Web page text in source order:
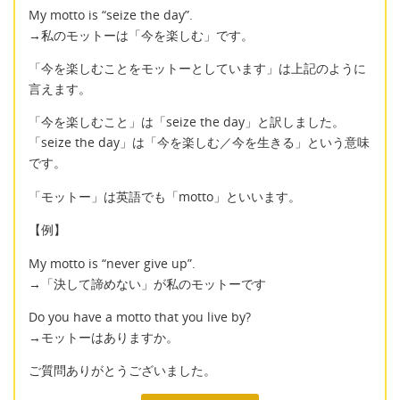
My motto is “seize the day”.
→私のモットーは「今を楽しむ」です。
「今を楽しむことをモットーとしています」は上記のように
言えます。
「今を楽しむこと」は「seize the day」と訳しました。
「seize the day」は「今を楽しむ／今を生きる」という意味
です。
「モットー」は英語でも「motto」といいます。
【例】
My motto is “never give up”.
→「決して諦めない」が私のモットーです
Do you have a motto that you live by?
→モットーはありますか。
ご質問ありがとうございました。